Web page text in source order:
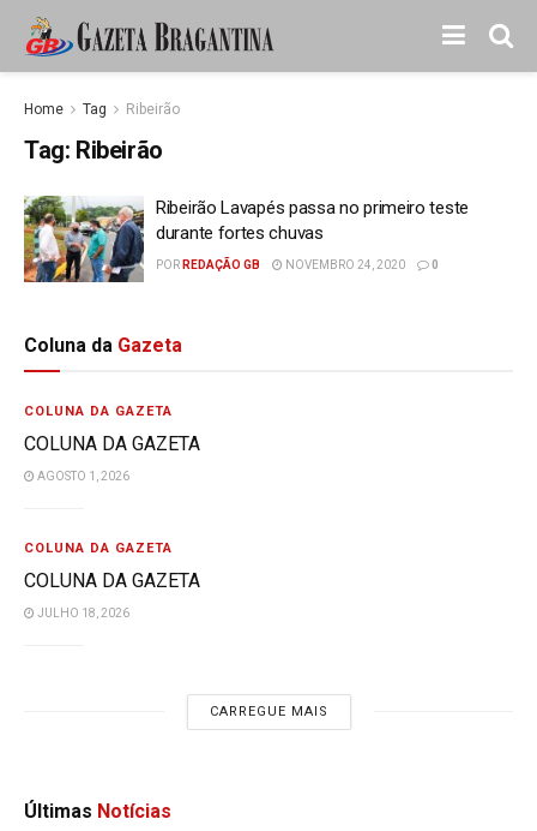
Home Tag Ribeirão
Tag: Ribeirão
Ribeirão Lavapés passa no primeiro teste
durante fortes chuvas
POR REDAÇÃO GB NOVEMBRO 24, 2020 0
Coluna da Gazeta
COLUNA DA GAZETA
COLUNA DA GAZETA
AGOSTO 1, 2026
COLUNA DA GAZETA
COLUNA DA GAZETA
JULHO 18, 2026
CARREGUE MAIS
Últimas Notícias